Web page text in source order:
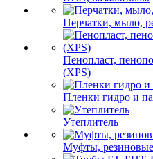
Перчатки, мыло,
Пенопласт,
(XPS)
Пленки гидро и
Утеплитель
Муфты, резиновые